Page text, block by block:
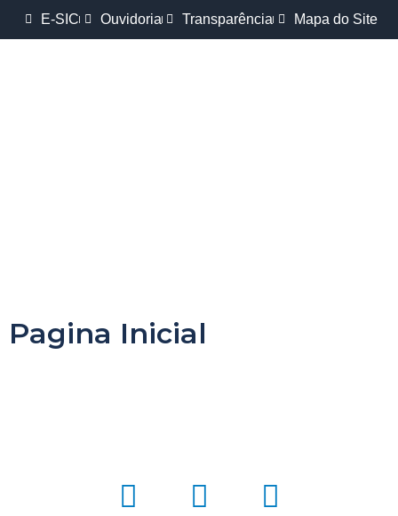
E-SIC Ouvidoria Transparência Mapa do Site
Pagina Inicial